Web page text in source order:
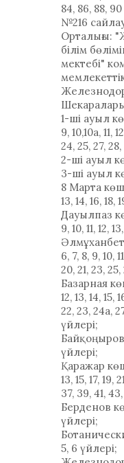
84, 86, 88,
№216
Орталығы:
білім
мектебі"
1-ші ауыл
9, 10,10а, 11,
24, 25, 27,
2-ші ауыл
3-ші ауыл
8 Марта
13, 14, 16, 18,
Дауылпаз
9, 10, 11, 12,
6, 7, 8, 9, 10,
20, 21, 23,
Базарная
12, 13, 14, 15,
22, 23, 24а,
үйлері;
үйлері;
Қаражар
13, 15, 17, 19,
37, 39, 41,
Берденов
үйлері;
5, 6 үйлері;